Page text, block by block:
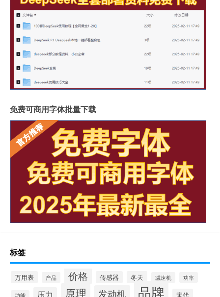
免费可商用字体批量下载
标签
万用表 产品 价格 传感器 冬天 减速机 功率
功能 压力 原理 发动机 品牌 宋代